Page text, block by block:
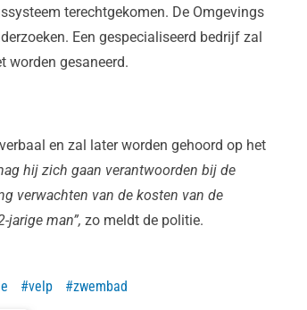
terechtgekomen. De Omgevings
Een gespecialiseerd bedrijf zal
worden gesaneerd.
en zal later worden gehoord op het
hij zich gaan verantwoorden bij de
verwachten van de kosten van de
jarige man”, zo meldt de politie.
velp zwembad